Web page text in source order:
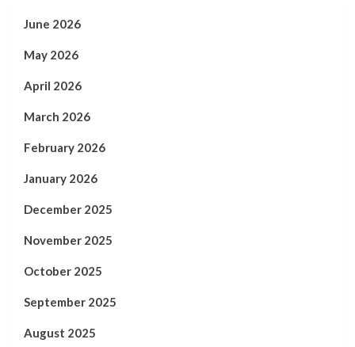
June 2026
May 2026
April 2026
March 2026
February 2026
January 2026
December 2025
November 2025
October 2025
September 2025
August 2025